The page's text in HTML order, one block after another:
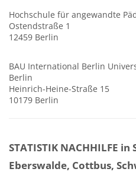
Hochschule für angewandte
Ostendstraße 1
12459 Berlin
BAU International Berlin
Berlin
Heinrich-Heine-Straße 15
10179 Berlin
STATISTIK NACHHILFE
Eberswalde, Cottbus,